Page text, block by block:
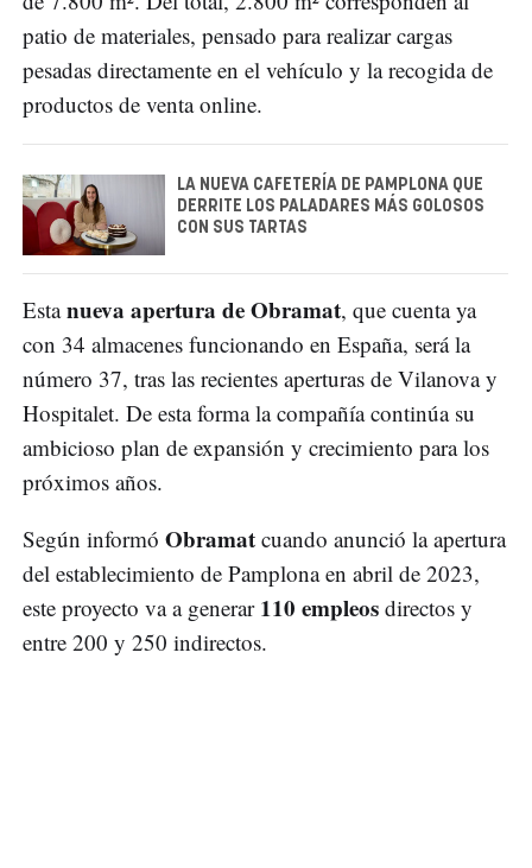
patio de materiales, pensado para realizar cargas
pesadas directamente en el vehículo y la recogida de
productos de venta online.
LA NUEVA CAFETERÍA DE PAMPLONA QUE
DERRITE LOS PALADARES MÁS GOLOSOS
CON SUS TARTAS
Estanueva apertura de Obramat, que cuenta ya
con 34 almacenes funcionando en España, será la
número 37, tras las recientes aperturas de Vilanova y
Hospitalet. De esta forma la compañía continúa su
ambicioso plan de expansión y crecimiento para los
próximos años.
Según informó Obramat cuando anunció la apertura
del establecimiento de Pamplona en abril de 2023,
este proyecto va a generar 110 empleos directos y
entre 200 y 250 indirectos.